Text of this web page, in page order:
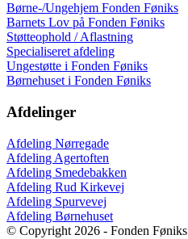
Børne-/Ungehjem Fonden Føniks
Barnets Lov på Fonden Føniks
Støtteophold / Aflastning
Specialiseret afdeling
Ungestøtte i Fonden Føniks
Børnehuset i Fonden Føniks
Afdelinger
Afdeling Nørregade
Afdeling Agertoften
Afdeling Smedebakken
Afdeling Rud Kirkevej
Afdeling Spurvevej
Afdeling Børnehuset
© Copyright 2026 - Fonden Føniks